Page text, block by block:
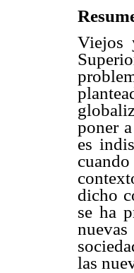
Viejos
poner
es
dicho
se ha
las